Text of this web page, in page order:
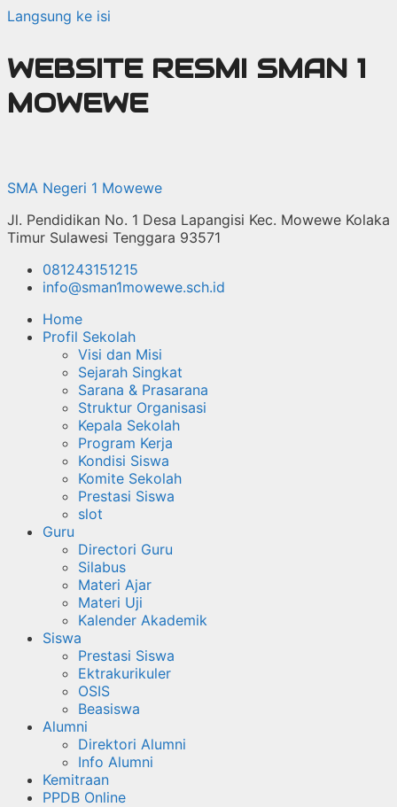
Langsung ke isi
WEBSITE RESMI SMAN 1
MOWEWE
SMA Negeri 1 Mowewe
Jl. Pendidikan No. 1 Desa Lapangisi Kec. Mowewe Kolaka
Timur Sulawesi Tenggara 93571
081243151215
info@sman1mowewe.sch.id
Home
Profil Sekolah
Visi dan Misi
Sejarah Singkat
Sarana & Prasarana
Struktur Organisasi
Kepala Sekolah
Program Kerja
Kondisi Siswa
Komite Sekolah
Prestasi Siswa
slot
Guru
Directori Guru
Silabus
Materi Ajar
Materi Uji
Kalender Akademik
Siswa
Prestasi Siswa
Ektrakurikuler
OSIS
Beasiswa
Alumni
Direktori Alumni
Info Alumni
Kemitraan
PPDB Online